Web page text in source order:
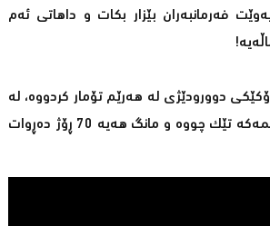
فەرمانبەران بێزار بكات و داهاتی ئەم
دوورودێژی لە هەرێم تۆمار كردووە، لە
ساڵی 2014ەوە سیستمەكە تێك چووە و مانگ هەیە 70 ڕۆژ دەڕوات